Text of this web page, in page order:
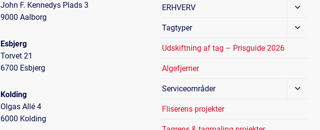
John F. Kennedys Plads 3
9000 Aalborg
Esbjerg
Torvet 21
6700 Esbjerg
Kolding
Olgas Allé 4
6000 Kolding
ERHVERV
Skift
Tagtyper
Skift
Udskiftning af tag – Prisguide 2026
Algefjerner
Serviceområder
Skift
Fliserens projekter